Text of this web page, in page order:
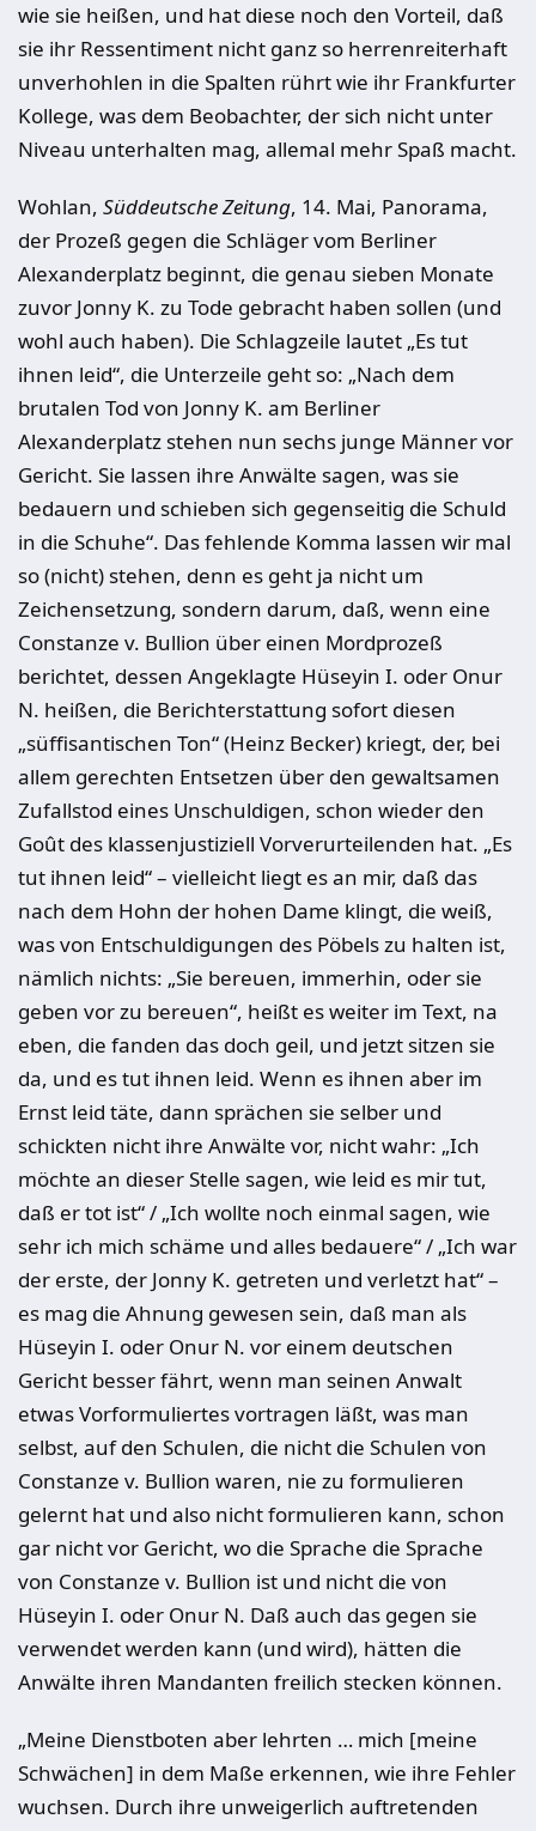
wie sie heißen, und hat diese noch den Vorteil, daß
sie ihr Ressentiment nicht ganz so herrenreiterhaft
unverhohlen in die Spalten rührt wie ihr Frankfurter
Kollege, was dem Beobachter, der sich nicht unter
Niveau unterhalten mag, allemal mehr Spaß macht.
Wohlan, Süddeutsche Zeitung, 14. Mai, Panorama,
der Prozeß gegen die Schläger vom Berliner
Alexanderplatz beginnt, die genau sieben Monate
zuvor Jonny K. zu Tode gebracht haben sollen (und
wohl auch haben). Die Schlagzeile lautet „Es tut
ihnen leid“, die Unterzeile geht so: „Nach dem
brutalen Tod von Jonny K. am Berliner
Alexanderplatz stehen nun sechs junge Männer vor
Gericht. Sie lassen ihre Anwälte sagen, was sie
bedauern und schieben sich gegenseitig die Schuld
in die Schuhe“. Das fehlende Komma lassen wir mal
so (nicht) stehen, denn es geht ja nicht um
Zeichensetzung, sondern darum, daß, wenn eine
Constanze v. Bullion über einen Mordprozeß
berichtet, dessen Angeklagte Hüseyin I. oder Onur
N. heißen, die Berichterstattung sofort diesen
„süffisantischen Ton“ (Heinz Becker) kriegt, der, bei
allem gerechten Entsetzen über den gewaltsamen
Zufallstod eines Unschuldigen, schon wieder den
Goût des klassenjustiziell Vorverurteilenden hat. „Es
tut ihnen leid“ – vielleicht liegt es an mir, daß das
nach dem Hohn der hohen Dame klingt, die weiß,
was von Entschuldigungen des Pöbels zu halten ist,
nämlich nichts: „Sie bereuen, immerhin, oder sie
geben vor zu bereuen“, heißt es weiter im Text, na
eben, die fanden das doch geil, und jetzt sitzen sie
da, und es tut ihnen leid. Wenn es ihnen aber im
Ernst leid täte, dann sprächen sie selber und
schickten nicht ihre Anwälte vor, nicht wahr: „Ich
möchte an dieser Stelle sagen, wie leid es mir tut,
daß er tot ist“ / „Ich wollte noch einmal sagen, wie
sehr ich mich schäme und alles bedauere“ / „Ich war
der erste, der Jonny K. getreten und verletzt hat“ –
es mag die Ahnung gewesen sein, daß man als
Hüseyin I. oder Onur N. vor einem deutschen
Gericht besser fährt, wenn man seinen Anwalt
etwas Vorformuliertes vortragen läßt, was man
selbst, auf den Schulen, die nicht die Schulen von
Constanze v. Bullion waren, nie zu formulieren
gelernt hat und also nicht formulieren kann, schon
gar nicht vor Gericht, wo die Sprache die Sprache
von Constanze v. Bullion ist und nicht die von
Hüseyin I. oder Onur N. Daß auch das gegen sie
verwendet werden kann (und wird), hätten die
Anwälte ihren Mandanten freilich stecken können.
„Meine Dienstboten aber lehrten … mich [meine
Schwächen] in dem Maße erkennen, wie ihre Fehler
wuchsen. Durch ihre unweigerlich auftretenden